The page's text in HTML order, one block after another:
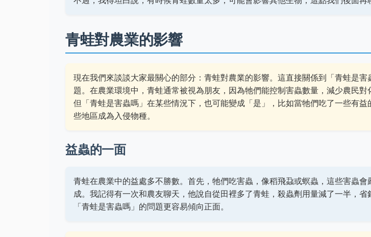
青蛙對農業的影響
現在我們來談談大家最關心的部分：青蛙對農業的影響。這直接關係到「青蛙是害
題。在農業環境中，青蛙通常被視為朋友，因為牠們能控制害蟲數量，減少農民對
但「青蛙是害蟲嗎」在某些情況下，也可能變成「是」，比如當牠們吃了一些有益
些地區成為入侵物種。
益蟲的一面
青蛙在農業中的益處多不勝數。首先，牠們吃害蟲，像稻飛蝨或螟蟲，這些害蟲會
成。我記得有一次和農友聊天，他說自從田裡多了青蛙，殺蟲劑用量減了一半，省
「青蛙是害蟲嗎」的問題更容易傾向正面。